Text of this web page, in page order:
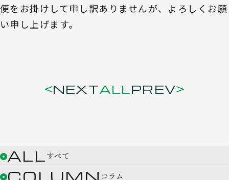
便をお掛けして申し訳ありませんが、よろしくお願
い申し上げます。
NEXTALLPREV
ALL すべて
コラム